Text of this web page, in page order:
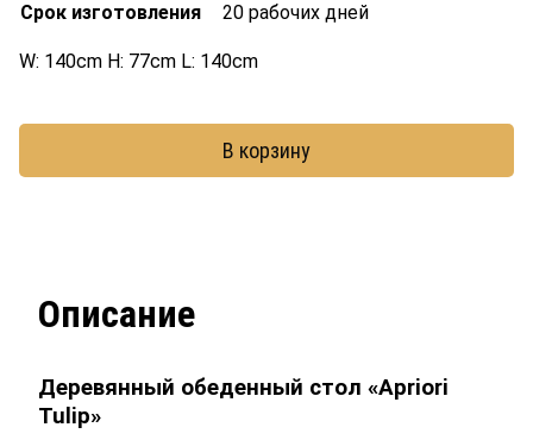
Срок изготовления 20 рабочих дней
W: 140cm H: 77cm L: 140cm
В корзину
Описание
Деревянный обеденный стол «Apriori
Tulip»